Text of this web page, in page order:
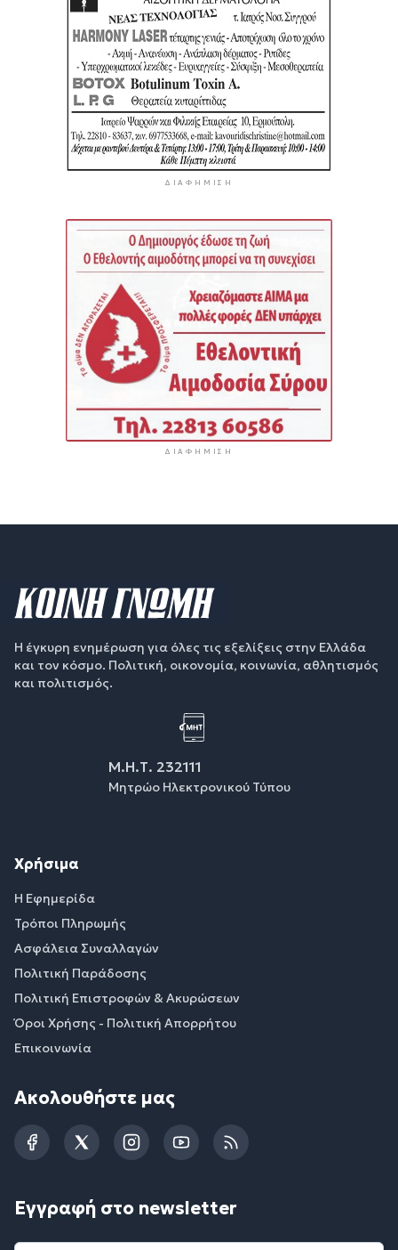
ΔΙΑΦΉΜΙΣΗ
ΔΙΑΦΉΜΙΣΗ
Η έγκυρη ενημέρωση για όλες τις εξελίξεις στην Ελλάδα
και τον κόσμο. Πολιτική, οικονομία, κοινωνία, αθλητισμός
και πολιτισμός.
Μ.Η.Τ. 232111
Μητρώο Ηλεκτρονικού Τύπου
Χρήσιμα
Η Εφημερίδα
Τρόποι Πληρωμής
Ασφάλεια Συναλλαγών
Πολιτική Παράδοσης
Πολιτική Επιστροφών & Ακυρώσεων
Όροι Χρήσης - Πολιτική Απορρήτου
Επικοινωνία
Ακολουθήστε μας
FacebookTwitterInstagramYouTubeRSS
Εγγραφή στο newsletter